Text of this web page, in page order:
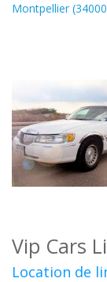
Montpellier
Vip Cars
Location de